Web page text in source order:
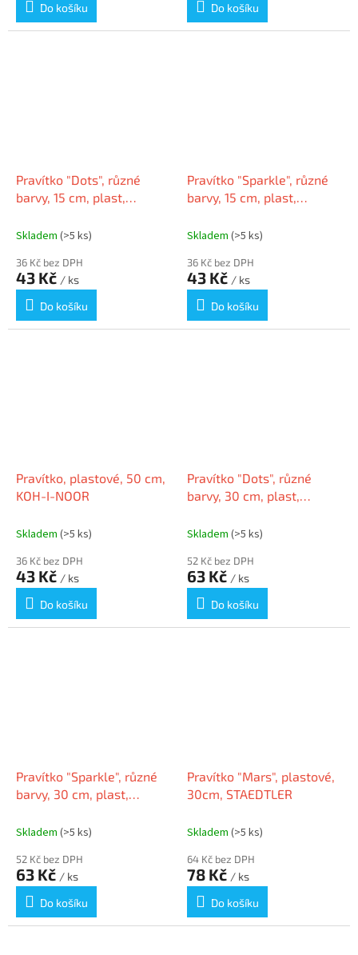
Do košíku
Do košíku
Pravítko "Dots", různé
barvy, 15 cm, plast,
CASTELL 172115
Skladem (>5 ks)
36 Kč bez DPH
43 Kč / ks
Do košíku
Pravítko "Sparkle", různé
barvy, 15 cm, plast,
CASTELL 172015
Skladem (>5 ks)
36 Kč bez DPH
43 Kč / ks
Do košíku
Pravítko, plastové, 50 cm,
KOH-I-NOOR
Skladem (>5 ks)
36 Kč bez DPH
43 Kč / ks
Do košíku
Pravítko "Dots", různé
barvy, 30 cm, plast,
CASTELL 172130
Skladem (>5 ks)
52 Kč bez DPH
63 Kč / ks
Do košíku
Pravítko "Sparkle", různé
barvy, 30 cm, plast,
CASTELL 172030
Skladem (>5 ks)
52 Kč bez DPH
63 Kč / ks
Do košíku
Pravítko "Mars", plastové,
30cm, STAEDTLER
Skladem (>5 ks)
64 Kč bez DPH
78 Kč / ks
Do košíku